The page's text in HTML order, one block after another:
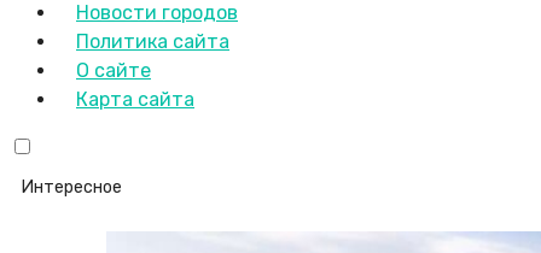
Новости городов
Политика сайта
О сайте
Карта сайта
Интересное